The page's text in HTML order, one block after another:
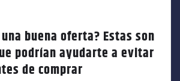
buena oferta? Estas son
podrían ayudarte a evitar
de comprar